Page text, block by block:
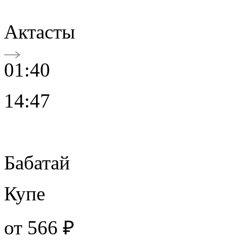
Актасты
01:40
14:47
Бабатай
Купе
от 566 ₽